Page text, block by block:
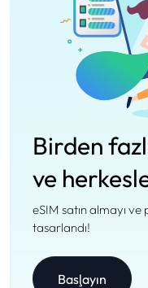
Birden
ve
eSIM satın almayı
tasarlandı!
Başlayın